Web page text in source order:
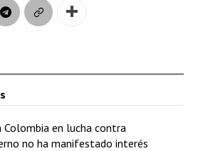
Colombia en lucha contra
no ha manifestado interés